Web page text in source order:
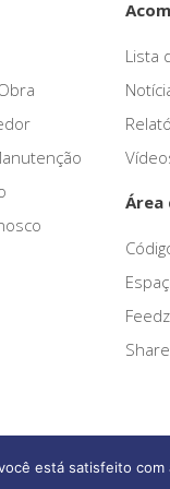
Lista
Área
Feedz
está satisfeito com